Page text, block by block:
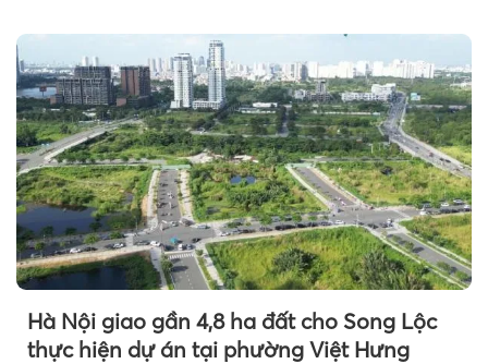
Hà Nội giao gần 4,8 ha đất cho Song Lộc
thực hiện dự án tại phường Việt Hưng